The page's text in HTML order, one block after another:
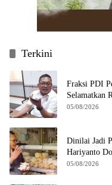
Terkini
Fraksi PDI
Selamatkan
05/08/2026
Dinilai Jadi
Hariyanto
Crispy di
05/08/2026